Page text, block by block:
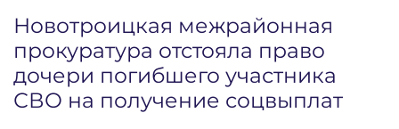
Новотроицкая межрайонная
прокуратура отстояла право
дочери погибшего участника
СВО на получение соцвыплат